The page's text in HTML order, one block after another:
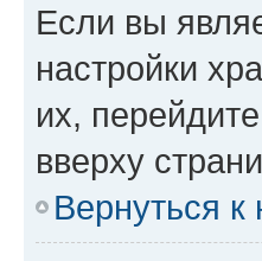
Если вы
настройки
их,
вверху
Вернуться к